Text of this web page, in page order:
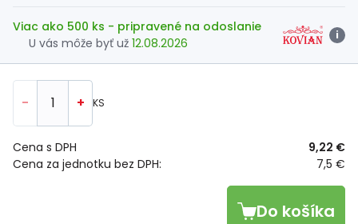
Viac ako 500 ks - pripravené na odoslanie
U vás môže byť už 12.08.2026
i
- + KS
Cena za jednotku bez DPH: 7,5 €
Cena s DPH 9,22 €
Do košíka